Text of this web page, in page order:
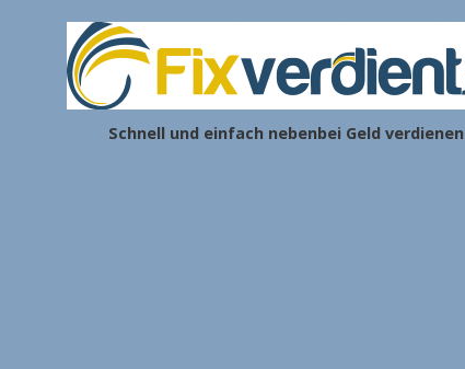
Schnell und einfach nebenbei Geld verdienen